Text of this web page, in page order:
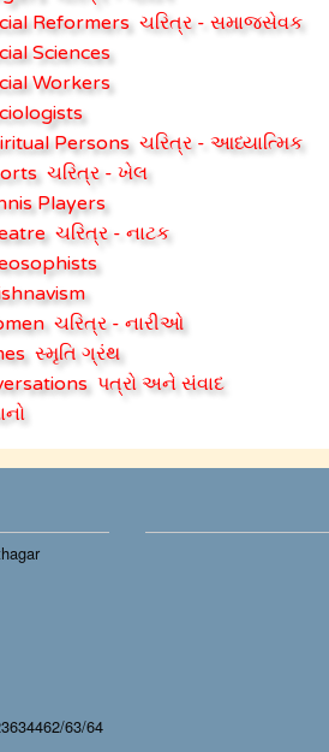
Reformers ચરિત્ર - સમાજસેવક
Sciences
Workers
Persons ચરિત્ર - આધ્યાત્મિક
ચરિત્ર - ખેલ
Players
ચરિત્ર - નાટક
ચરિત્ર - નારીઓ
સ્મૃતિ ગ્રંથ
પત્રો અને સંવાદ
63/64